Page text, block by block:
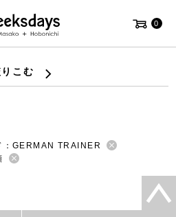
0
こむ
：GERMAN TRAINER